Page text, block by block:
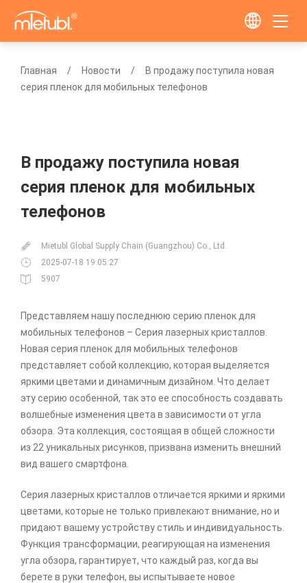
Главная Новости
В продажу поступила новая
серия пленок для мобильных телефонов
В продажу поступила новая
серия пленок для мобильных
телефонов
Mietubl Global Supply Chain (Guangzhou) Co., Ltd.
2025-07-18 19:05:27
5907
Представляем нашу последнюю серию пленок для
мобильных телефонов – Серия лазерных кристаллов.
Новая серия пленок для мобильных телефонов
представляет собой коллекцию, которая выделяется
яркими цветами и динамичным дизайном. Что делает
эту серию особенной, так это ее способность создавать
волшебные изменения цвета в зависимости от угла
обзора. Эта коллекция, состоящая в общей сложности
из 22 уникальных рисунков, призвана изменить внешний
вид вашего смартфона.
Серия лазерных кристаллов отличается яркими и яркими
цветами, которые не только привлекают внимание, но и
придают вашему устройству стиль и индивидуальность.
Функция трансформации, реагирующая на изменения
угла обзора, гарантирует, что каждый раз, когда вы
берете в руки телефон, вы испытываете новое